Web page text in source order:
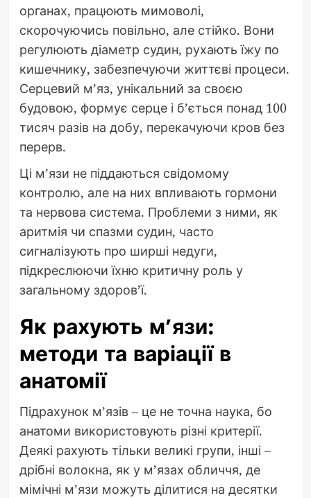
органах, працюють мимоволі,
скорочуючись повільно, але стійко. Вони
регулюють діаметр судин, рухають їжу по
кишечнику, забезпечуючи життєві процеси.
Серцевий м’яз, унікальний за своєю
будовою, формує серце і б’ється понад 100
тисяч разів на добу, перекачуючи кров без
перерв.
Ці м’язи не піддаються свідомому
контролю, але на них впливають гормони
та нервова система. Проблеми з ними, як
аритмія чи спазми судин, часто
сигналізують про ширші недуги,
підкреслюючи їхню критичну роль у
загальному здоров’ї.
Як рахують м’язи:
методи та варіації в
анатомії
Підрахунок м’язів – це не точна наука, бо
анатоми використовують різні критерії.
Деякі рахують тільки великі групи, інші –
дрібні волокна, як у м’язах обличчя, де
мімічні м’язи можуть ділитися на десятки